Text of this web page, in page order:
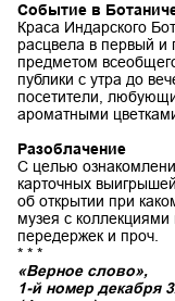
Событие в
Краса Индарского
расцвела в первый и
предметом
публики с утра до
посетители,
ароматными
Разоблачение
С целью
карточных
об открытии при
музея с
передержек и проч.
* * *
«Верное слово»,
1-й номер декабря